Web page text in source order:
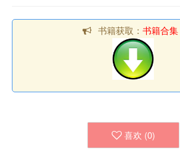
书籍获取： 书籍合集
喜欢 (0)